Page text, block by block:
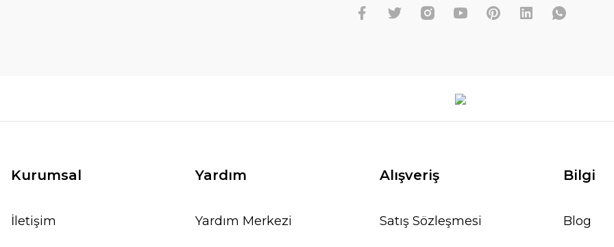
Kurumsal
İletişim
Yardım
Yardım Merkezi
Alışveriş
Satış Sözleşmesi
Bilgi
Blog